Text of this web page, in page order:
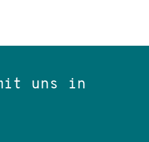
uns in